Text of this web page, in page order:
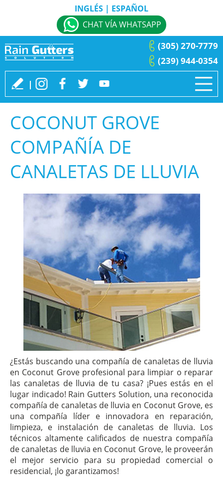
INGLÉS | ESPAÑOL
CHAT VÍA WHATSAPP
(239) 944-0354
(305) 270-7779
COCONUT GROVE
COMPAÑÍA DE
CANALETAS DE LLUVIA
¿Estás buscando una compañía de canaletas de lluvia
en Coconut Grove profesional para limpiar o reparar
las canaletas de lluvia de tu casa? ¡Pues estás en el
lugar indicado! Rain Gutters Solution, una reconocida
compañía de canaletas de lluvia en Coconut Grove, es
una compañía líder e innovadora en reparación,
limpieza, e instalación de canaletas de lluvia. Los
técnicos altamente calificados de nuestra compañía
de canaletas de lluvia en Coconut Grove, le proveerán
el mejor servicio para su propiedad comercial o
residencial, ¡lo garantizamos!